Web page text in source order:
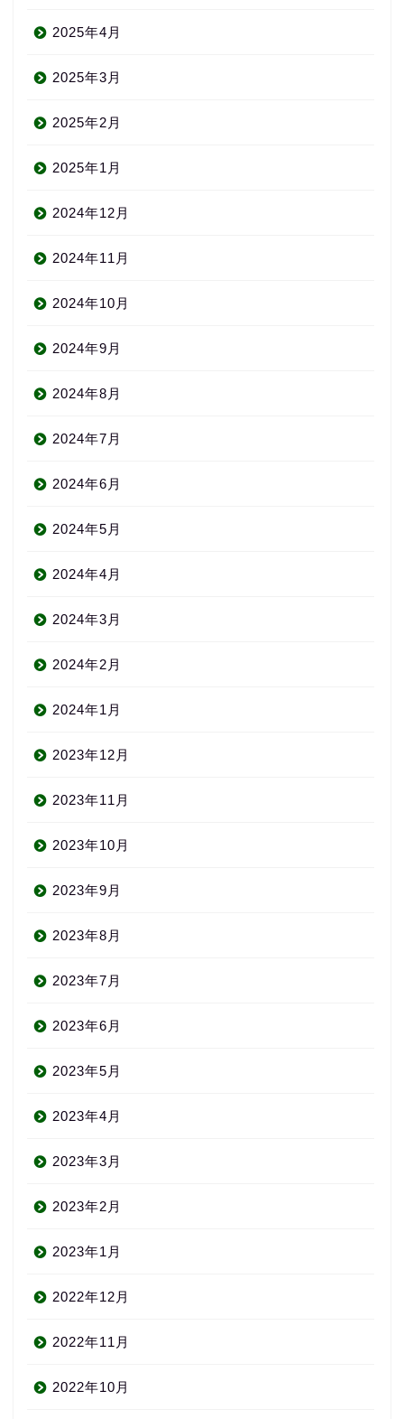
2025年4月
2025年3月
2025年2月
2025年1月
2024年12月
2024年11月
2024年10月
2024年9月
2024年8月
2024年7月
2024年6月
2024年5月
2024年4月
2024年3月
2024年2月
2024年1月
2023年12月
2023年11月
2023年10月
2023年9月
2023年8月
2023年7月
2023年6月
2023年5月
2023年4月
2023年3月
2023年2月
2023年1月
2022年12月
2022年11月
2022年10月